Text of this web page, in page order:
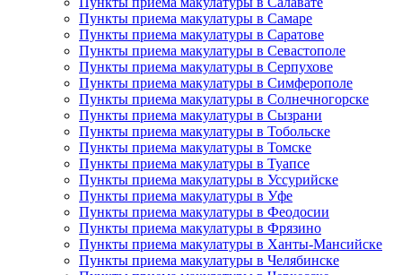
Пункты приема макулатуры в Самаре
Пункты приема макулатуры в Саратове
Пункты приема макулатуры в Севастополе
Пункты приема макулатуры в Серпухове
Пункты приема макулатуры в Симферополе
Пункты приема макулатуры в Солнечногорске
Пункты приема макулатуры в Сызрани
Пункты приема макулатуры в Тобольске
Пункты приема макулатуры в Томске
Пункты приема макулатуры в Туапсе
Пункты приема макулатуры в Уссурийске
Пункты приема макулатуры в Уфе
Пункты приема макулатуры в Феодосии
Пункты приема макулатуры в Фрязино
Пункты приема макулатуры в Ханты-Мансийске
Пункты приема макулатуры в Челябинске